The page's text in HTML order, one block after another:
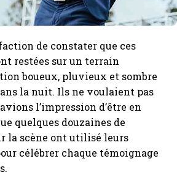
de constater que ces
restées sur un terrain
boueux, pluvieux et sombre
la nuit. Ils ne voulaient pas
l’impression d’être en
quelques douzaines de
la scène ont utilisé leurs
célébrer chaque témoignage